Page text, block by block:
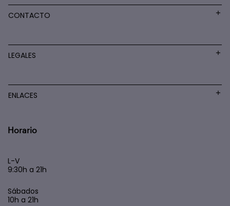
CONTACTO
LEGALES
ENLACES
Horario
L-V
9:30h a 21h
Sábados
10h a 21h